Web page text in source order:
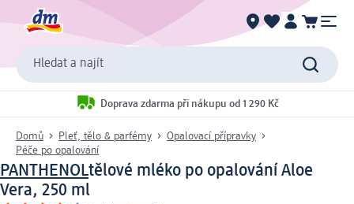
Hledat a najít
Doprava zdarma při nákupu od 1 290 Kč
Domů Pleť, tělo & parfémy
Opalovací přípravky
Péče po opalování
PANTHENOLtělové mléko po opalování Aloe
Vera, 250 ml